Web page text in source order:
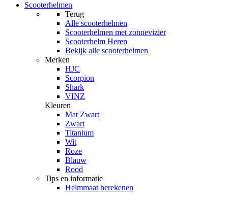
Scooterhelmen
Terug
Alle scooterhelmen
Scooterhelmen met zonnevizier
Scooterhelm Heren
Bekijk alle scooterhelmen
Merken
HJC
Scorpion
Shark
VINZ
Kleuren
Mat Zwart
Zwart
Titanium
Wit
Roze
Blauw
Rood
Tips en informatie
Helmmaat berekenen